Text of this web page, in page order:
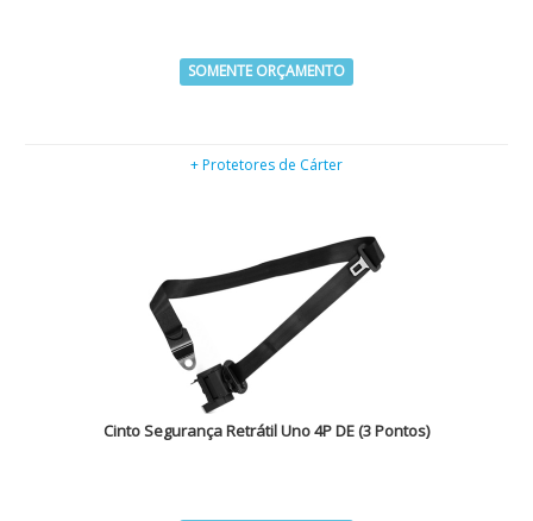
SOMENTE ORÇAMENTO
+ Protetores de Cárter
Cinto Segurança Retrátil Uno 4P DE (3 Pontos)